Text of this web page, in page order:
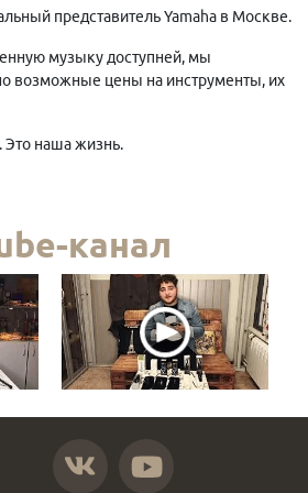
представитель Yamaha в Москве.
музыку доступней, мы
возможные цены на инструменты, их
Это наша жизнь.
канал